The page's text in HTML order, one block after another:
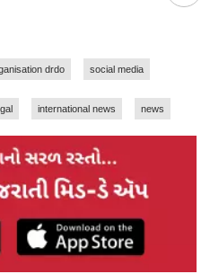
drdo social media
international news news